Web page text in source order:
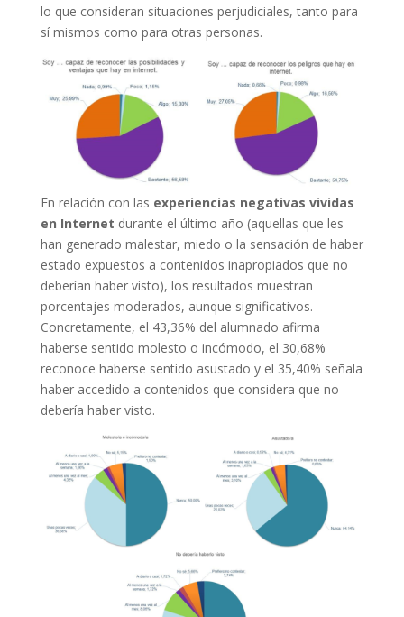
lo que consideran situaciones perjudiciales, tanto para
sí mismos como para otras personas.
En relación con las experiencias negativas vividas
en Internet durante el último año (aquellas que les
han generado malestar, miedo o la sensación de haber
estado expuestos a contenidos inapropiados que no
deberían haber visto), los resultados muestran
porcentajes moderados, aunque significativos.
Concretamente, el 43,36% del alumnado afirma
haberse sentido molesto o incómodo, el 30,68%
reconoce haberse sentido asustado y el 35,40% señala
haber accedido a contenidos que considera que no
debería haber visto.